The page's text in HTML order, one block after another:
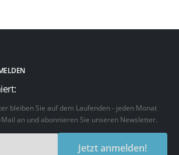
bleiben Sie auf dem Laufenden - jeden Monat
Mail an und abonnieren Sie unseren Newsletter.
Jetzt anmelden!